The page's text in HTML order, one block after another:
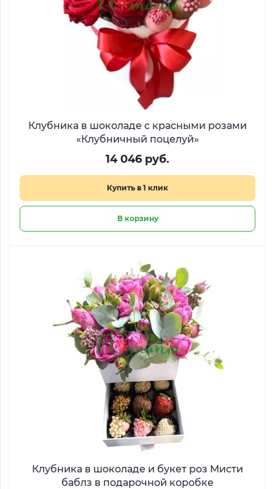
Клубника в шоколаде с красными розами
«Клубничный поцелуй»
14 046 руб.
Купить в 1 клик
В корзину
Клубника в шоколаде и букет роз Мисти
баблз в подарочной коробке